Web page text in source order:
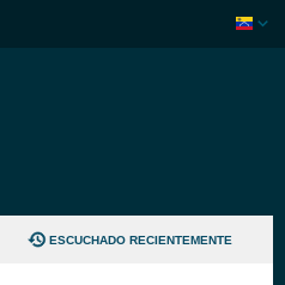
ESCUCHADO RECIENTEMENTE